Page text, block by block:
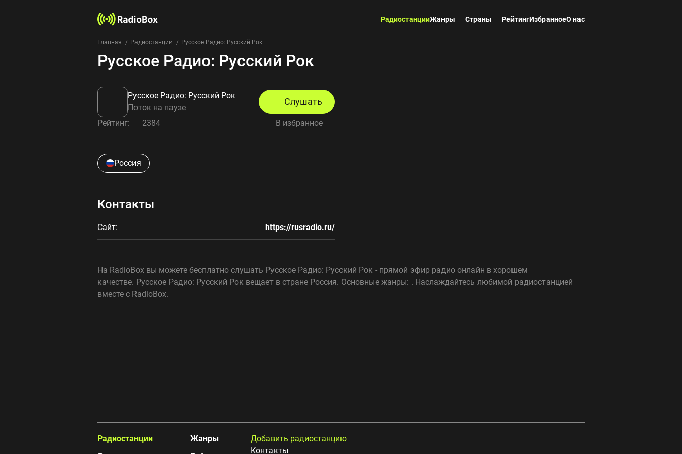
РадиостанцииЖанры Страны РейтингИзбранноеО нас
Главная Радиостанции Русское Радио: Русский Рок
Русское Радио: Русский Рок
Русское Радио: Русский Рок
Поток на паузе
Слушать
Рейтинг: 2384 В избранное
Россия
Контакты
Сайт: https://rusradio.ru/
На RadioBox вы можете бесплатно слушать Русское Радио: Русский Рок - прямой эфир радио онлайн в хорошем
качестве. Русское Радио: Русский Рок вещает в стране Россия. Основные жанры: . Наслаждайтесь любимой радиостанцией
вместе с RadioBox.
Радиостанции
Жанры
Добавить радиостанцию
Контакты